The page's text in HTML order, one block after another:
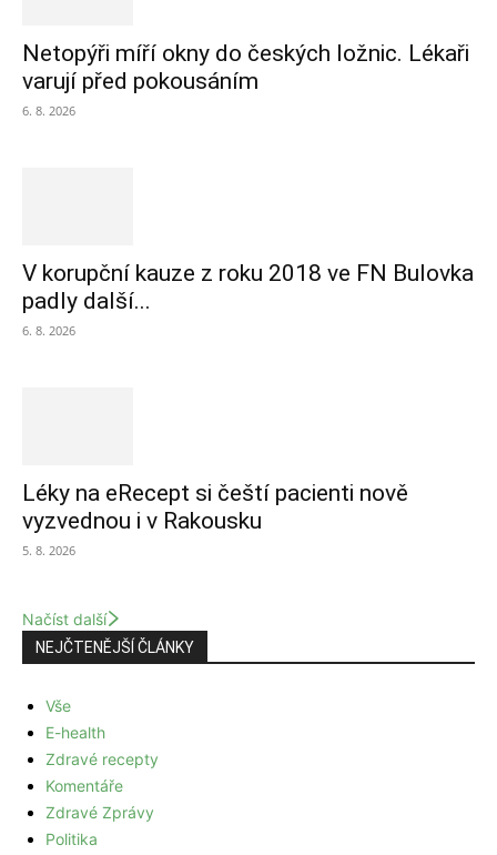
Netopýři míří okny do českých ložnic. Lékaři
varují před pokousáním
6. 8. 2026
V korupční kauze z roku 2018 ve FN Bulovka
padly další...
6. 8. 2026
Léky na eRecept si čeští pacienti nově
vyzvednou i v Rakousku
5. 8. 2026
Načíst další
NEJČTENĚJŠÍ ČLÁNKY
Vše
E-health
Zdravé recepty
Komentáře
Zdravé Zprávy
Politika